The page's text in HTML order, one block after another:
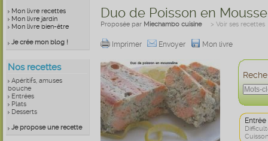
Mon livre recettes
Mon livre jardin
Mon livre bien-être
Je crée mon blog !
Nos recettes
Apéritifs, amuses
bouche
Entrées
Plats
Desserts
Je propose une recette
Duo de Poisson en
Proposée par Miechambo cuisine > Voir ses recettes
Imprimer Envoyer Mon livre
Entrée